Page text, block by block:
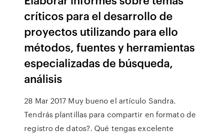
críticos para el desarrollo de
proyectos utilizando para ello
métodos, fuentes y herramientas
especializadas de búsqueda,
análisis
28 Mar 2017 Muy bueno el artículo Sandra.
Tendrás plantillas para compartir en formato de
registro de datos?. Qué tengas excelente